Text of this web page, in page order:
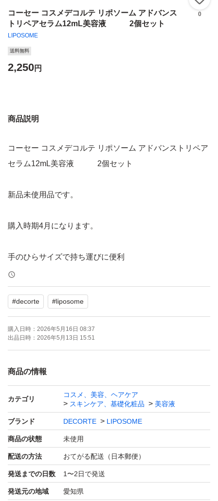
コーセー コスメデコルテ リポソーム アドバンス
トリペアセラム12mL美容液 2個セット
LIPOSOME
0
送料無料
2,250円
商品説明
コーセー コスメデコルテ リポソーム アドバンストリペア
セラム12mL美容液 2個セット
新品未使用品です。
購入時期4月になります。
手のひらサイズで持ち運びに便利
化粧品を購入する前に使い心地を試したいときや旅行にも
おすすめなお試しサイズです。
リニューアル後の商品になります。
プチプチで梱包し、ゆうパケットポストminiで発送予定で
す。
法定ラベルは前後・左右いずれかに貼付されている場合が
ございます。
そのため、掲載写真と貼付位置が異なる場合がございます
ので、ご了承ください。
当店では偽物は一切取り扱っておらず、すべて正規品のみ
を出品しております。
#decorte #liposome
購入日時： 2026年5月16日 08:37
出品日時： 2026年5月13日 15:51
商品の情報
カテゴリ
コスメ、美容、ヘアケア
スキンケア、基礎化粧品
美容液
ブランド DECORTE LIPOSOME
商品の状態 未使用
配送の方法 おてがる配送（日本郵便）
発送までの日数 1〜2日で発送
発送元の地域 愛知県